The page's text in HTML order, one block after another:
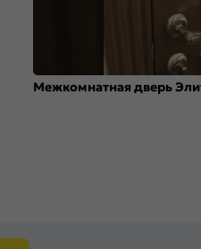
Межкомнатная дверь